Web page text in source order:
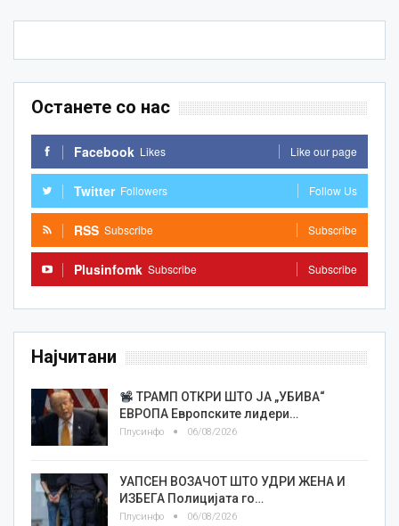
Останете со нас
Facebook Likes Like our page
Twitter Followers Follow Us
RSS Subscribe Subscribe
Plusinfomk Subscribe Subscribe
Најчитани
ТРАМП ОТКРИ ШТО ЈА „УБИВА“
ЕВРОПА Европските лидери…
Плусинфо 06/08/2026
УАПСЕН ВОЗАЧОТ ШТО УДРИ ЖЕНА И
ИЗБЕГА Полицијата го…
Плусинфо 06/08/2026